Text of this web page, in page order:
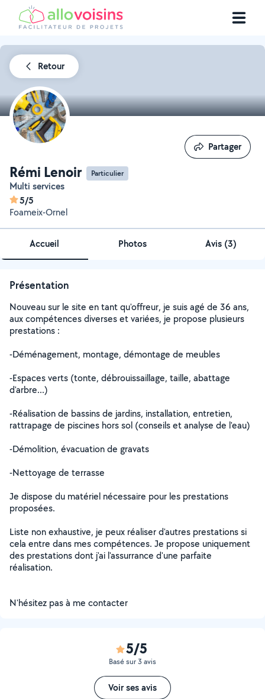
Retour
Rémi Lenoir Particulier
Multi services
5/5
Foameix-Ornel
Partager
Partager
Accueil Photos Avis (3)
Présentation
Nouveau sur le site en tant qu'offreur, je suis agé de 36 ans,
aux compétences diverses et variées, je propose plusieurs
prestations :
-Déménagement, montage, démontage de meubles
-Espaces verts (tonte, débrouissaillage, taille, abattage
d'arbre...)
-Réalisation de bassins de jardins, installation, entretien,
rattrapage de piscines hors sol (conseils et analyse de l'eau)
-Démolition, évacuation de gravats
-Nettoyage de terrasse
Je dispose du matériel nécessaire pour les prestations
proposées.
Liste non exhaustive, je peux réaliser d'autres prestations si
cela entre dans mes compétences. Je propose uniquement
des prestations dont j'ai l'assurrance d'une parfaite
réalisation.
N'hésitez pas à me contacter
5/5
Basé sur 3 avis
Voir ses avis